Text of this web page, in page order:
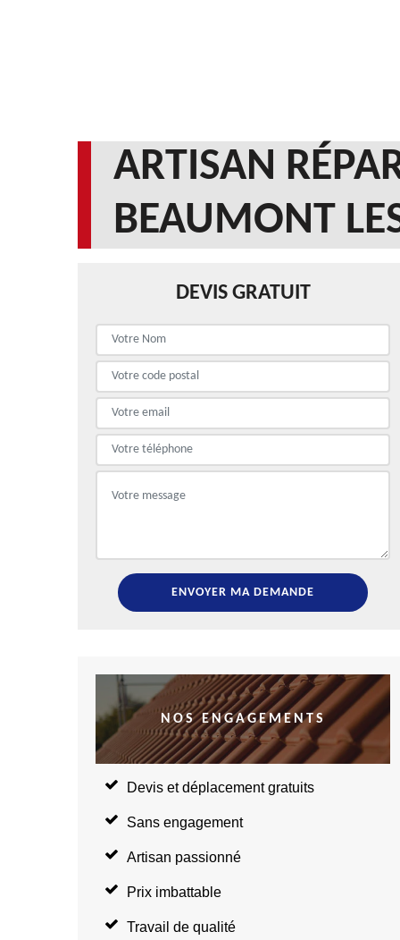
ARTISAN
BEAUMONT
DEVIS GRATUIT
NOS ENGAGEMENTS
Devis et déplacement gratuits
Sans engagement
Artisan passionné
Prix imbattable
Travail de qualité